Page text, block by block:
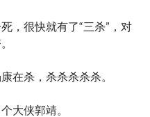
，很快就有了“三杀”，对
在杀，杀杀杀杀杀。
大侠郭靖。